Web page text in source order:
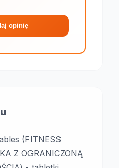
opinię
(FITNESS
Z OGRANICZONĄ